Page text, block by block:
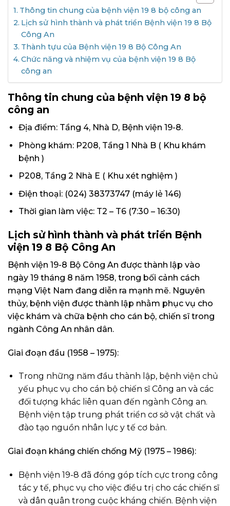
Thông tin chung của bệnh viện 19 8 bộ công an
Lịch sử hình thành và phát triển Bệnh viện 19 8 Bộ
Công An
Thành tựu của Bệnh viện 19 8 Bộ Công An
Chức năng và nhiệm vụ của bệnh viện 19 8 Bộ
công an
Thông tin chung của bệnh viện 19 8 bộ
công an
Địa điểm: Tầng 4, Nhà D, Bệnh viện 19-8.
Phòng khám: P208, Tầng 1 Nhà B ( Khu khám
bệnh )
P208, Tầng 2 Nhà E ( Khu xét nghiệm )
Điện thoại: (024) 38373747 (máy lẻ 146)
Thời gian làm việc: T2 – T6 (7:30 – 16:30)
Lịch sử hình thành và phát triển Bệnh
viện 19 8 Bộ Công An
Bệnh viện 19-8 Bộ Công An được thành lập vào
ngày 19 tháng 8 năm 1958, trong bối cảnh cách
mạng Việt Nam đang diễn ra mạnh mẽ. Nguyên
thủy, bệnh viện được thành lập nhằm phục vụ cho
việc khám và chữa bệnh cho cán bộ, chiến sĩ trong
ngành Công An nhân dân.
Giai đoạn đầu (1958 – 1975):
Trong những năm đầu thành lập, bệnh viện chủ
yếu phục vụ cho cán bộ chiến sĩ Công an và các
đối tượng khác liên quan đến ngành Công an.
Bệnh viện tập trung phát triển cơ sở vật chất và
đào tạo nguồn nhân lực y tế cơ bản.
Giai đoạn kháng chiến chống Mỹ (1975 – 1986):
Bệnh viện 19-8 đã đóng góp tích cực trong công
tác y tế, phục vụ cho việc điều trị cho các chiến sĩ
và dân quân trong cuộc kháng chiến. Bệnh viện